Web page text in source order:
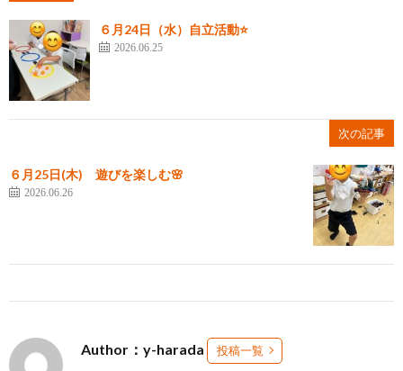
６月24日（水）自立活動⭐
2026.06.25
次の記事
６月25日(木) 遊びを楽しむ🌸
2026.06.26
Author：y-harada 投稿一覧